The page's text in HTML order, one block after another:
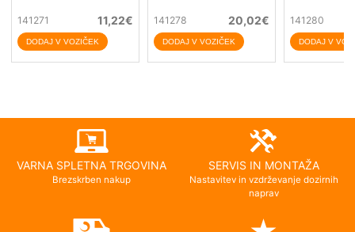
141271 11,22€ 141278 20,02€ 141280
VARNA SPLETNA TRGOVINA
Brezskrben nakup
SERVIS IN MONTAŽA
Nastavitev in vzdrževanje dozirnih
naprav